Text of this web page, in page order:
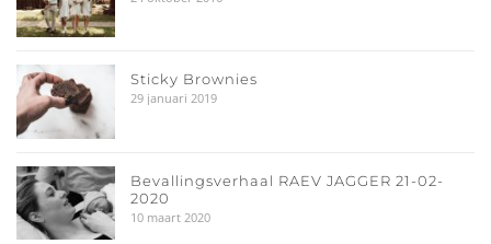
Sticky Brownies
29 januari 2019
Bevallingsverhaal RAEV JAGGER 21-02-
2020
10 maart 2020